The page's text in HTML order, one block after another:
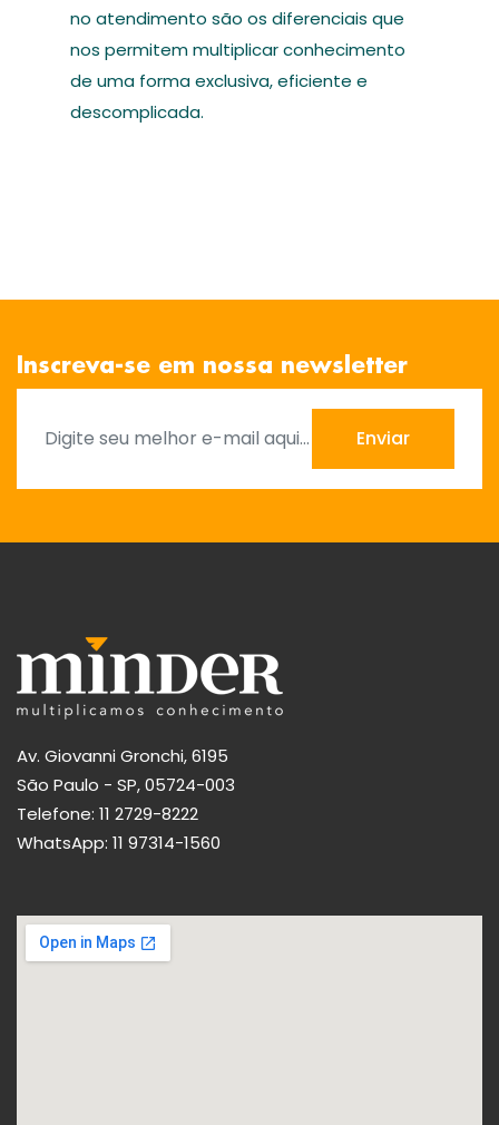
no atendimento são os diferenciais que
nos permitem multiplicar conhecimento
de uma forma exclusiva, eficiente e
descomplicada.
Inscreva-se em nossa newsletter
Enviar
Av. Giovanni Gronchi, 6195
São Paulo - SP, 05724-003
Telefone: 11 2729-8222
WhatsApp: 11 97314-1560